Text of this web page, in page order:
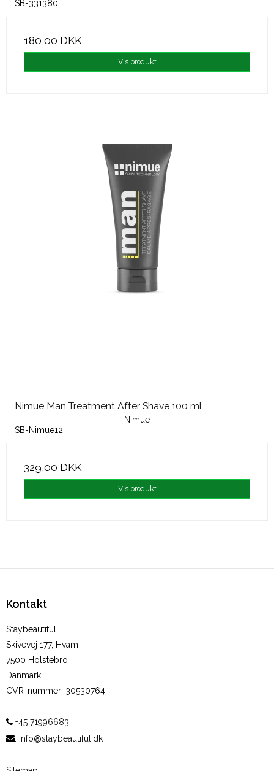
SB-331380
180,00 DKK
Vis produkt
Nimue Man Treatment After Shave 100 ml
Nimue
SB-Nimue12
329,00 DKK
Vis produkt
Kontakt
Staybeautiful
Skivevej 177, Hvam
7500 Holstebro
Danmark
CVR-nummer: 30530764
+45 71996683
: info@staybeautiful.dk